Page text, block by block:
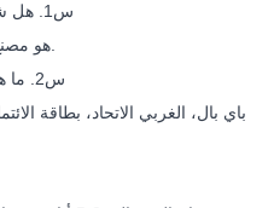
س1. هل شركة دويل مصنع أم شركة تجارية؟
س2. ما هي طريقة الدفع المتاحة لدى دويل؟